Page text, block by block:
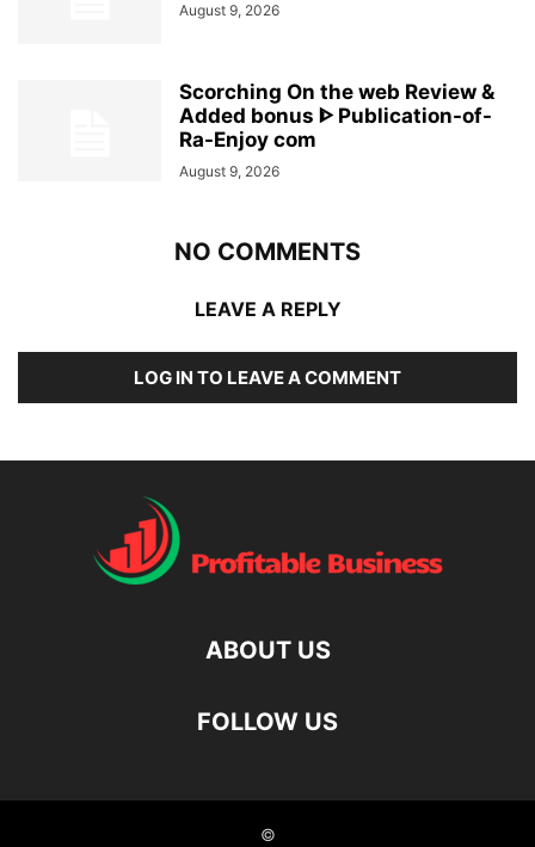
August 9, 2026
Scorching On the web Review &
Added bonus ᐈ Publication-of-
Ra-Enjoy com
August 9, 2026
NO COMMENTS
LEAVE A REPLY
LOG IN TO LEAVE A COMMENT
ABOUT US
FOLLOW US
©